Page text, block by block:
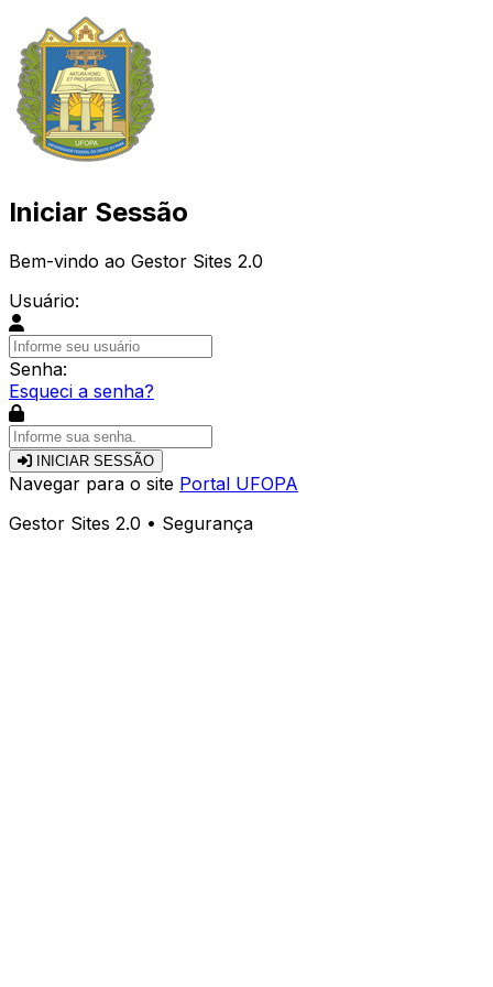
Iniciar Sessão
Bem-vindo ao Gestor Sites 2.0
Usuário:
Senha:
Esqueci a senha?
INICIAR SESSÃO
Navegar para o site Portal UFOPA
Gestor Sites 2.0 • Segurança